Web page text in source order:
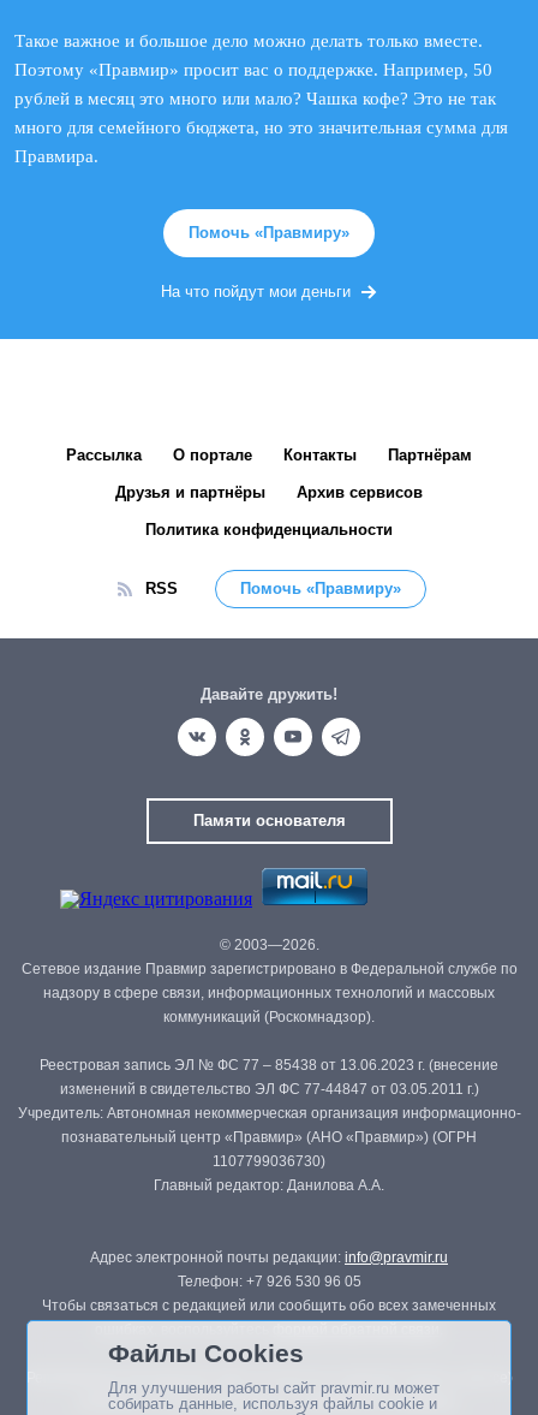
Такое важное и большое дело можно делать только вместе.
Поэтому «Правмир» просит вас о поддержке. Например, 50
рублей в месяц это много или мало? Чашка кофе? Это не так
много для семейного бюджета, но это значительная сумма для
Правмира.
Помочь «Правмиру»
На что пойдут мои деньги
Рассылка О портале Контакты Партнёрам
Друзья и партнёры Архив сервисов
Политика конфиденциальности
RSS Помочь «Правмиру»
Давайте дружить!
Памяти основателя
© 2003—2026.
Сетевое издание Правмир зарегистрировано в Федеральной службе по
надзору в сфере связи, информационных технологий и массовых
коммуникаций (Роскомнадзор).
Реестровая запись ЭЛ № ФС 77 – 85438 от 13.06.2023 г. (внесение
изменений в свидетельство ЭЛ ФС 77-44847 от 03.05.2011 г.)
Учредитель: Автономная некоммерческая организация информационно-
познавательный центр «Правмир» (АНО «Правмир») (ОГРН
1107799036730)
Главный редактор: Данилова А.А.
Адрес электронной почты редакции: info@pravmir.ru
Телефон: +7 926 530 96 05
Чтобы связаться с редакцией или сообщить обо всех замеченных
Републикация материалов сайта в печатных изданиях (книгах, прессе)
возможна только с письменного разрешения редакции.
Файлы Cookies
Для улучшения работы сайт pravmir.ru может
собирать данные, используя файлы cookie и